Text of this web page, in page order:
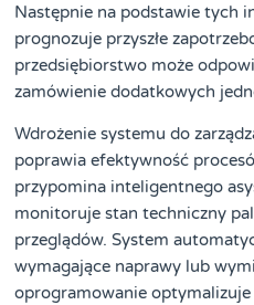
Następnie na podstawie tych
prognozuje przyszłe
przedsiębiorstwo może
zamówienie dodatkowych
Wdrożenie systemu do
poprawia efektywność
przypomina inteligentnego
monitoruje stan techniczny
przeglądów. System
wymagające naprawy lub
oprogramowanie